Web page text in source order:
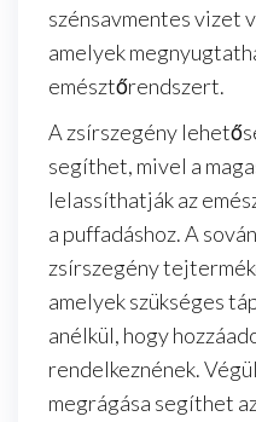
szénsavmentes vizet
amelyek
emésztőrendszert.
A zsírszegény
segíthet, mivel a
lelassíthatják az
a puffadáshoz. A
zsírszegény
amelyek szükséges
anélkül, hogy
rendelkeznének.
megrágása segíthet